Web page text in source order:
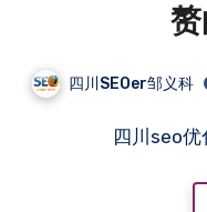
赘
四川SEOer邹义科
四川seo